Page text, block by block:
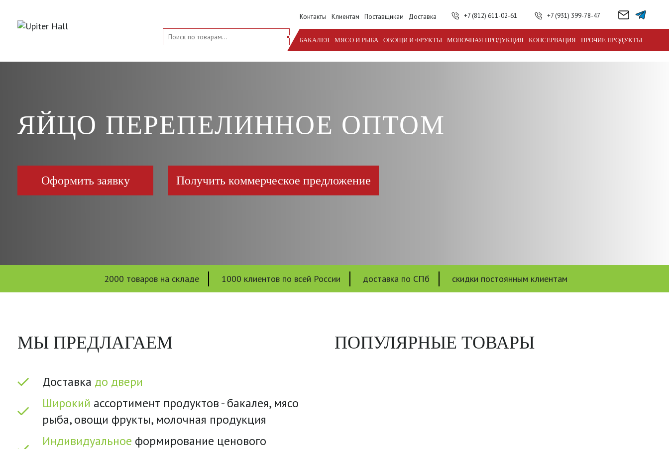
Контакты Клиентам Поставщикам Доставка +7 (812) 611-02-61 +7 (931) 399-78-47
БАКАЛЕЯ МЯСО И РЫБА ОВОЩИ И ФРУКТЫ МОЛОЧНАЯ ПРОДУКЦИЯ КОНСЕРВАЦИЯ ПРОЧИЕ ПРОДУКТЫ
ЯЙЦО ПЕРЕПЕЛИННОЕ ОПТОМ
Оформить заявку Получить коммерческое предложение
2000 товаров на складе 1000 клиентов по всей России доставка по СПб скидки постоянным клиентам
МЫ ПРЕДЛАГАЕМ
Доставка до двери
Широкий ассортимент продуктов - бакалея, мясо
рыба, овощи фрукты, молочная продукция
Индивидуальное формирование ценового
ПОПУЛЯРНЫЕ ТОВАРЫ